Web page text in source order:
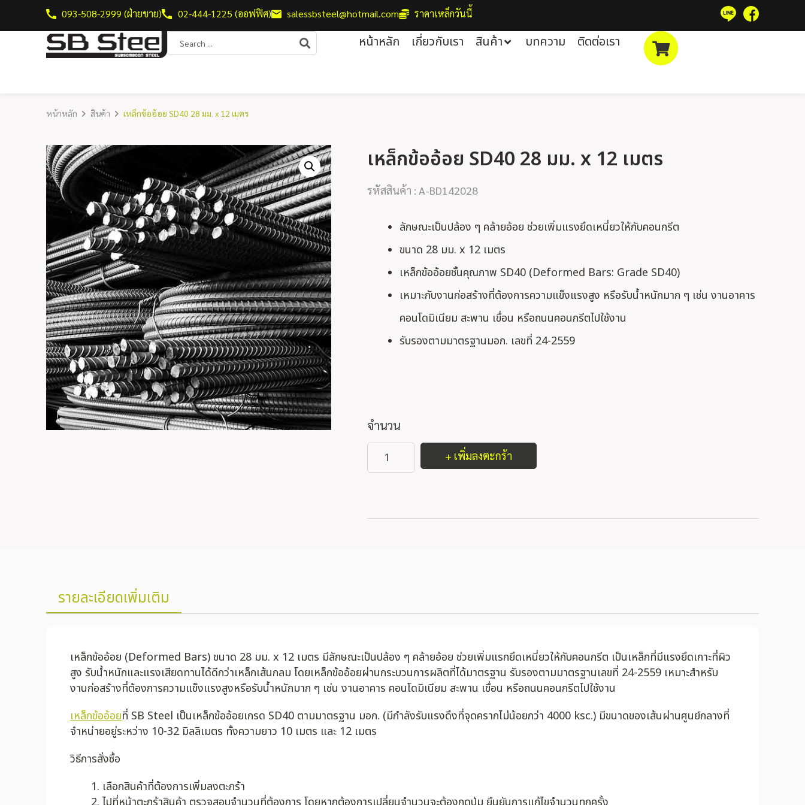
093-508-2999 (ฝ่ายขาย) 02-444-1225 (ออฟฟิศ) salessbsteel@hotmail.com ราคาเหล็กวันนี้
หน้าหลัก เกี่ยวกับเรา สินค้า บทความ ติดต่อเรา
หน้าหลัก สินค้า เหล็กข้ออ้อย SD40 28 มม. x 12 เมตร
เหล็กข้ออ้อย SD40 28 มม. x 12 เมตร
รหัสสินค้า : A-BD142028
ลักษณะเป็นปล้อง ๆ คล้ายอ้อย ช่วยเพิ่มแรงยึดเหนี่ยวให้กับคอนกรีต
ขนาด 28 มม. x 12 เมตร
เหล็กข้ออ้อยชั้นคุณภาพ SD40 (Deformed Bars: Grade SD40)
เหมาะกับงานก่อสร้างที่ต้องการความแข็งแรงสูง หรือรับน้ำหนักมาก ๆ เช่น งานอาคาร
คอนโดมิเนียม สะพาน เขื่อน หรือถนนคอนกรีตไปใช้งาน
รับรองตามมาตรฐานมอก. เลขที่ 24-2559
จำนวน
+ เพิ่มลงตะกร้า
รายละเอียดเพิ่มเติม
เหล็กข้ออ้อย (Deformed Bars) ขนาด 28 มม. x 12 เมตร มีลักษณะเป็นปล้อง ๆ คล้ายอ้อย ช่วยเพิ่มแรกยึดเหนี่ยวให้กับคอนกรีต เป็นเหล็กที่มีแรงยึดเกาะที่ผิว
สูง รับน้ำหนักและแรงเสียดทานได้ดีกว่าเหล็กเส้นกลม โดยเหล็กข้ออ้อยผ่านกระบวนการผลิตที่ได้มาตรฐาน รับรองตามมาตรฐานเลขที่ 24-2559 เหมาะสำหรับ
งานก่อสร้างที่ต้องการความแข็งแรงสูงหรือรับน้ำหนักมาก ๆ เช่น งานอาคาร คอนโดมิเนียม สะพาน เขื่อน หรือถนนคอนกรีตไปใช้งาน
เหล็กข้ออ้อยที่ SB Steel เป็นเหล็กข้ออ้อยเกรด SD40 ตามมาตรฐาน มอก. (มีกำลังรับแรงดึงที่จุดครากไม่น้อยกว่า 4000 ksc.) มีขนาดของเส้นผ่านศูนย์กลางที่
จำหน่ายอยู่ระหว่าง 10-32 มิลลิเมตร ทั้งความยาว 10 เมตร และ 12 เมตร
วิธีการสั่งซื้อ
เลือกสินค้าที่ต้องการเพิ่มลงตะกร้า